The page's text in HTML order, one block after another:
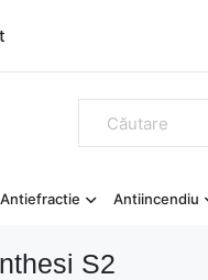
Antiefractie Antiincendiu
S2